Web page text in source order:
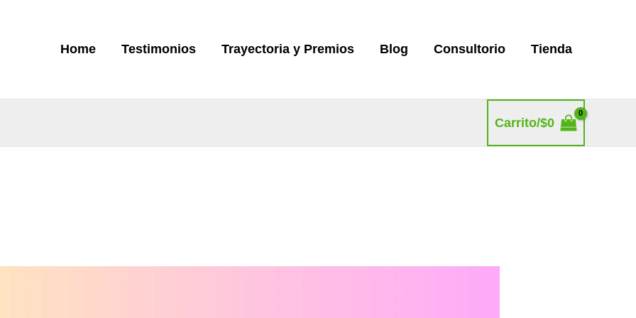
Home Testimonios Trayectoria y Premios Blog Consultorio Tienda
Carrito/$0